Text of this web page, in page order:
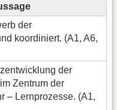
der
koordiniert. (A1, A6,
der
Zentrum der
– Lernprozesse. (A1,